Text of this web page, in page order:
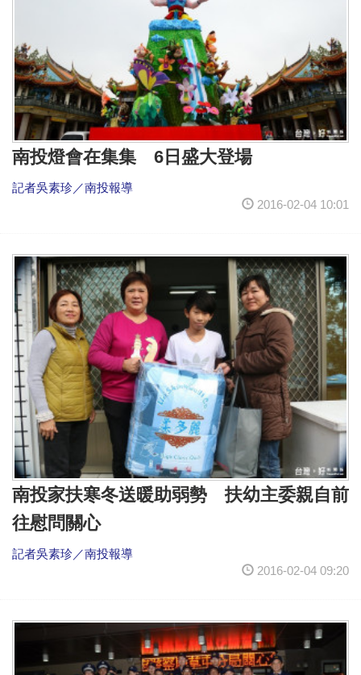
南投燈會在集集 6日盛大登場
記者吳素珍／南投報導
2016-02-04 10:01
南投家扶寒冬送暖助弱勢 扶幼主委親自前
往慰問關心
記者吳素珍／南投報導
2016-02-04 09:20